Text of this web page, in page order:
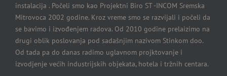
instalacija . Počeli smo kao Projektni Biro ST -INCOM Sremska
Mitrovoca 2002 godine. Kroz vreme smo se razvijali i počeli da
se bavimo i izvođenjem radova. Od 2010 godine prelaizimo na
drugi oblik poslovanja pod sadašnjim nazivom Stinkom doo.
Od tada pa do danas radimo uglavnom projktovanje i
izvodjenje većih industrijskih objekata, hotela i tržnih centara.